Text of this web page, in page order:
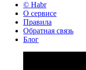
© Habr
О сервисе
Правила
Обратная связь
Блог